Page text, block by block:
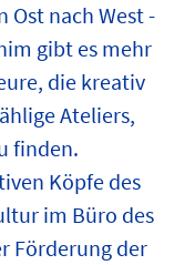
Ost nach West -
gibt es mehr
die kreativ
Ateliers,
finden.
Köpfe des
im Büro des
Förderung der